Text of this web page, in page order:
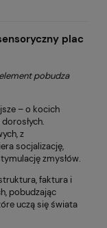
plac
pobudza
– o kocich
z
socjalizację,
zmysłów.
faktura i
pobudzając
uczą się świata